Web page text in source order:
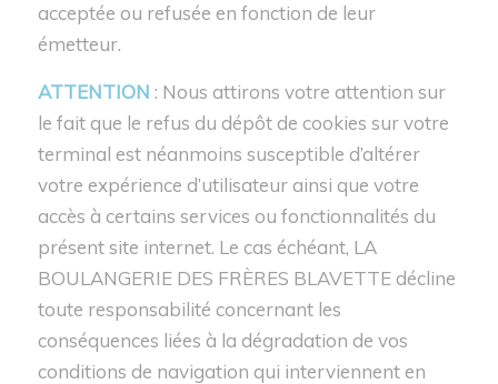
acceptée ou refusée en fonction de leur
émetteur.
ATTENTION : Nous attirons votre attention sur
le fait que le refus du dépôt de cookies sur votre
terminal est néanmoins susceptible d’altérer
votre expérience d’utilisateur ainsi que votre
accès à certains services ou fonctionnalités du
présent site internet. Le cas échéant, LA
BOULANGERIE DES FRÈRES BLAVETTE décline
toute responsabilité concernant les
conséquences liées à la dégradation de vos
conditions de navigation qui interviennent en